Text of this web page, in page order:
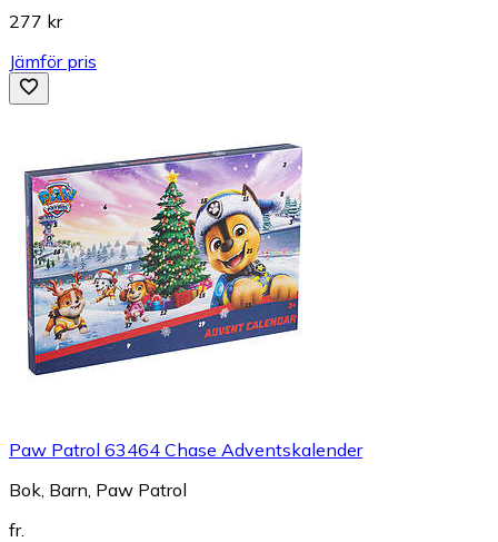
277 kr
Jämför pris
Paw Patrol 63464 Chase Adventskalender
Bok, Barn, Paw Patrol
fr.